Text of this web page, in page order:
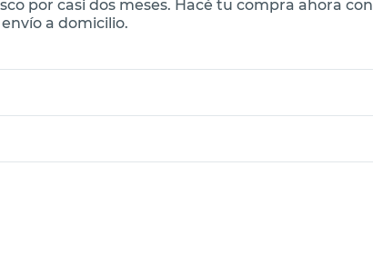
por casi dos meses. Hacé tu compra ahora con
a domicilio.